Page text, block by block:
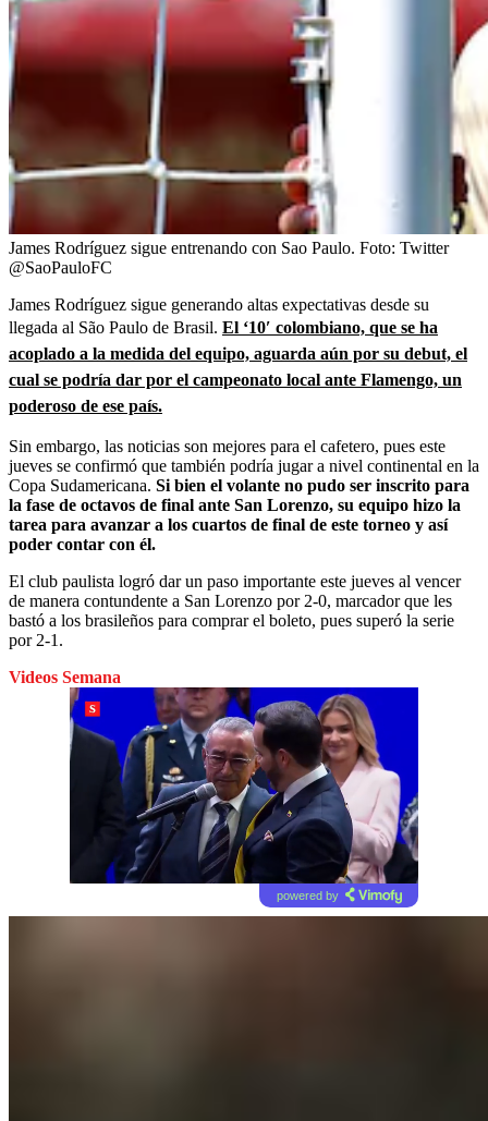
James Rodríguez sigue entrenando con Sao Paulo. Foto: Twitter
@SaoPauloFC
James Rodríguez sigue generando altas expectativas desde su
llegada al São Paulo de Brasil. El ‘10′ colombiano, que se ha
acoplado a la medida del equipo, aguarda aún por su debut, el
cual se podría dar por el campeonato local ante Flamengo, un
poderoso de ese país.
Sin embargo, las noticias son mejores para el cafetero, pues este
jueves se confirmó que también podría jugar a nivel continental en la
Copa Sudamericana. Si bien el volante no pudo ser inscrito para
la fase de octavos de final ante San Lorenzo, su equipo hizo la
tarea para avanzar a los cuartos de final de este torneo y así
poder contar con él.
El club paulista logró dar un paso importante este jueves al vencer
de manera contundente a San Lorenzo por 2-0, marcador que les
bastó a los brasileños para comprar el boleto, pues superó la serie
por 2-1.
Videos Semana
powered by